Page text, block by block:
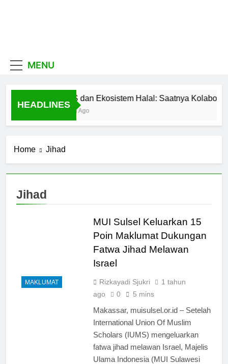
MENU
HEADLINES
MES dan Ekosistem Halal: Saatnya
3 Hari Ago
Home Jihad
Jihad
MAKLUMAT
MUI Sulsel Keluarkan 15
Poin Maklumat Dukungan
Fatwa Jihad Melawan
Israel
Rizkayadi Sjukri
1 tahun
ago
0 5 mins
Makassar, muisulsel.or.id – Setelah
International Union Of Muslim
Scholars (IUMS) mengeluarkan
fatwa jihad melawan Israel, Majelis
Ulama Indonesia (MUI Sulawesi